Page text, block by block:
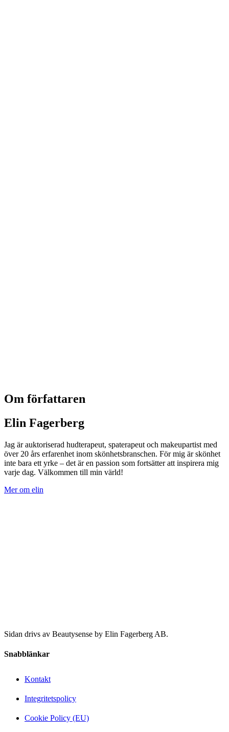
Om författaren
Elin Fagerberg
Jag är auktoriserad hudterapeut, spaterapeut och makeupartist med
över 20 års erfarenhet inom skönhetsbranschen. För mig är skönhet
inte bara ett yrke – det är en passion som fortsätter att inspirera mig
varje dag. Välkommen till min värld!
Mer om elin
Sidan drivs av Beautysense by Elin Fagerberg AB.
Snabblänkar
Kontakt
Integritetspolicy
Cookie Policy (EU)